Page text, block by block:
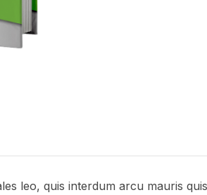
leo, quis interdum arcu mauris